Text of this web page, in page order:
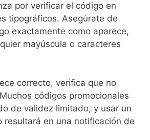
por verificar el código en
tipográficos. Asegúrate de
exactamente como aparece,
mayúscula o caracteres
correcto, verifica que no
códigos promocionales
de validez limitado, y usar un
resultará en una notificación de